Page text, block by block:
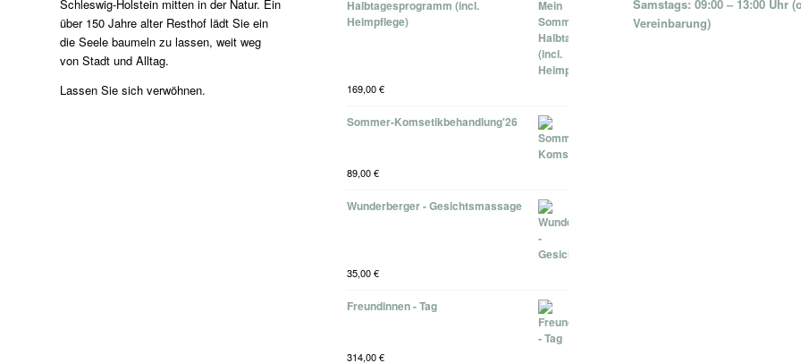
Schleswig-Holstein mitten in der Natur. Ein
über 150 Jahre alter Resthof lädt Sie ein
die Seele baumeln zu lassen, weit weg
von Stadt und Alltag.
Lassen Sie sich verwöhnen.
Halbtagesprogramm (incl.
Heimpflege)
169,00€
Sommer-Komsetikbehandlung'26
89,00€
Wunderberger - Gesichtsmassage
35,00€
Freundinnen - Tag
314,00€
Samstags: 09:00 – 13:00 Uhr
Vereinbarung)